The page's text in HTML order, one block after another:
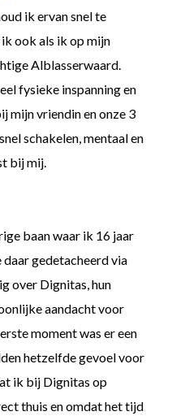
ik ervan snel te
ik ook als ik op mijn
Alblasserwaard.
fysieke inspanning en
mijn vriendin en onze 3
schakelen, mentaal en
bij mij.
baan waar ik 16 jaar
gedetacheerd via
over Dignitas, hun
aandacht voor
moment was er een
hetzelfde gevoel voor
ik bij Dignitas op
thuis en omdat het tijd